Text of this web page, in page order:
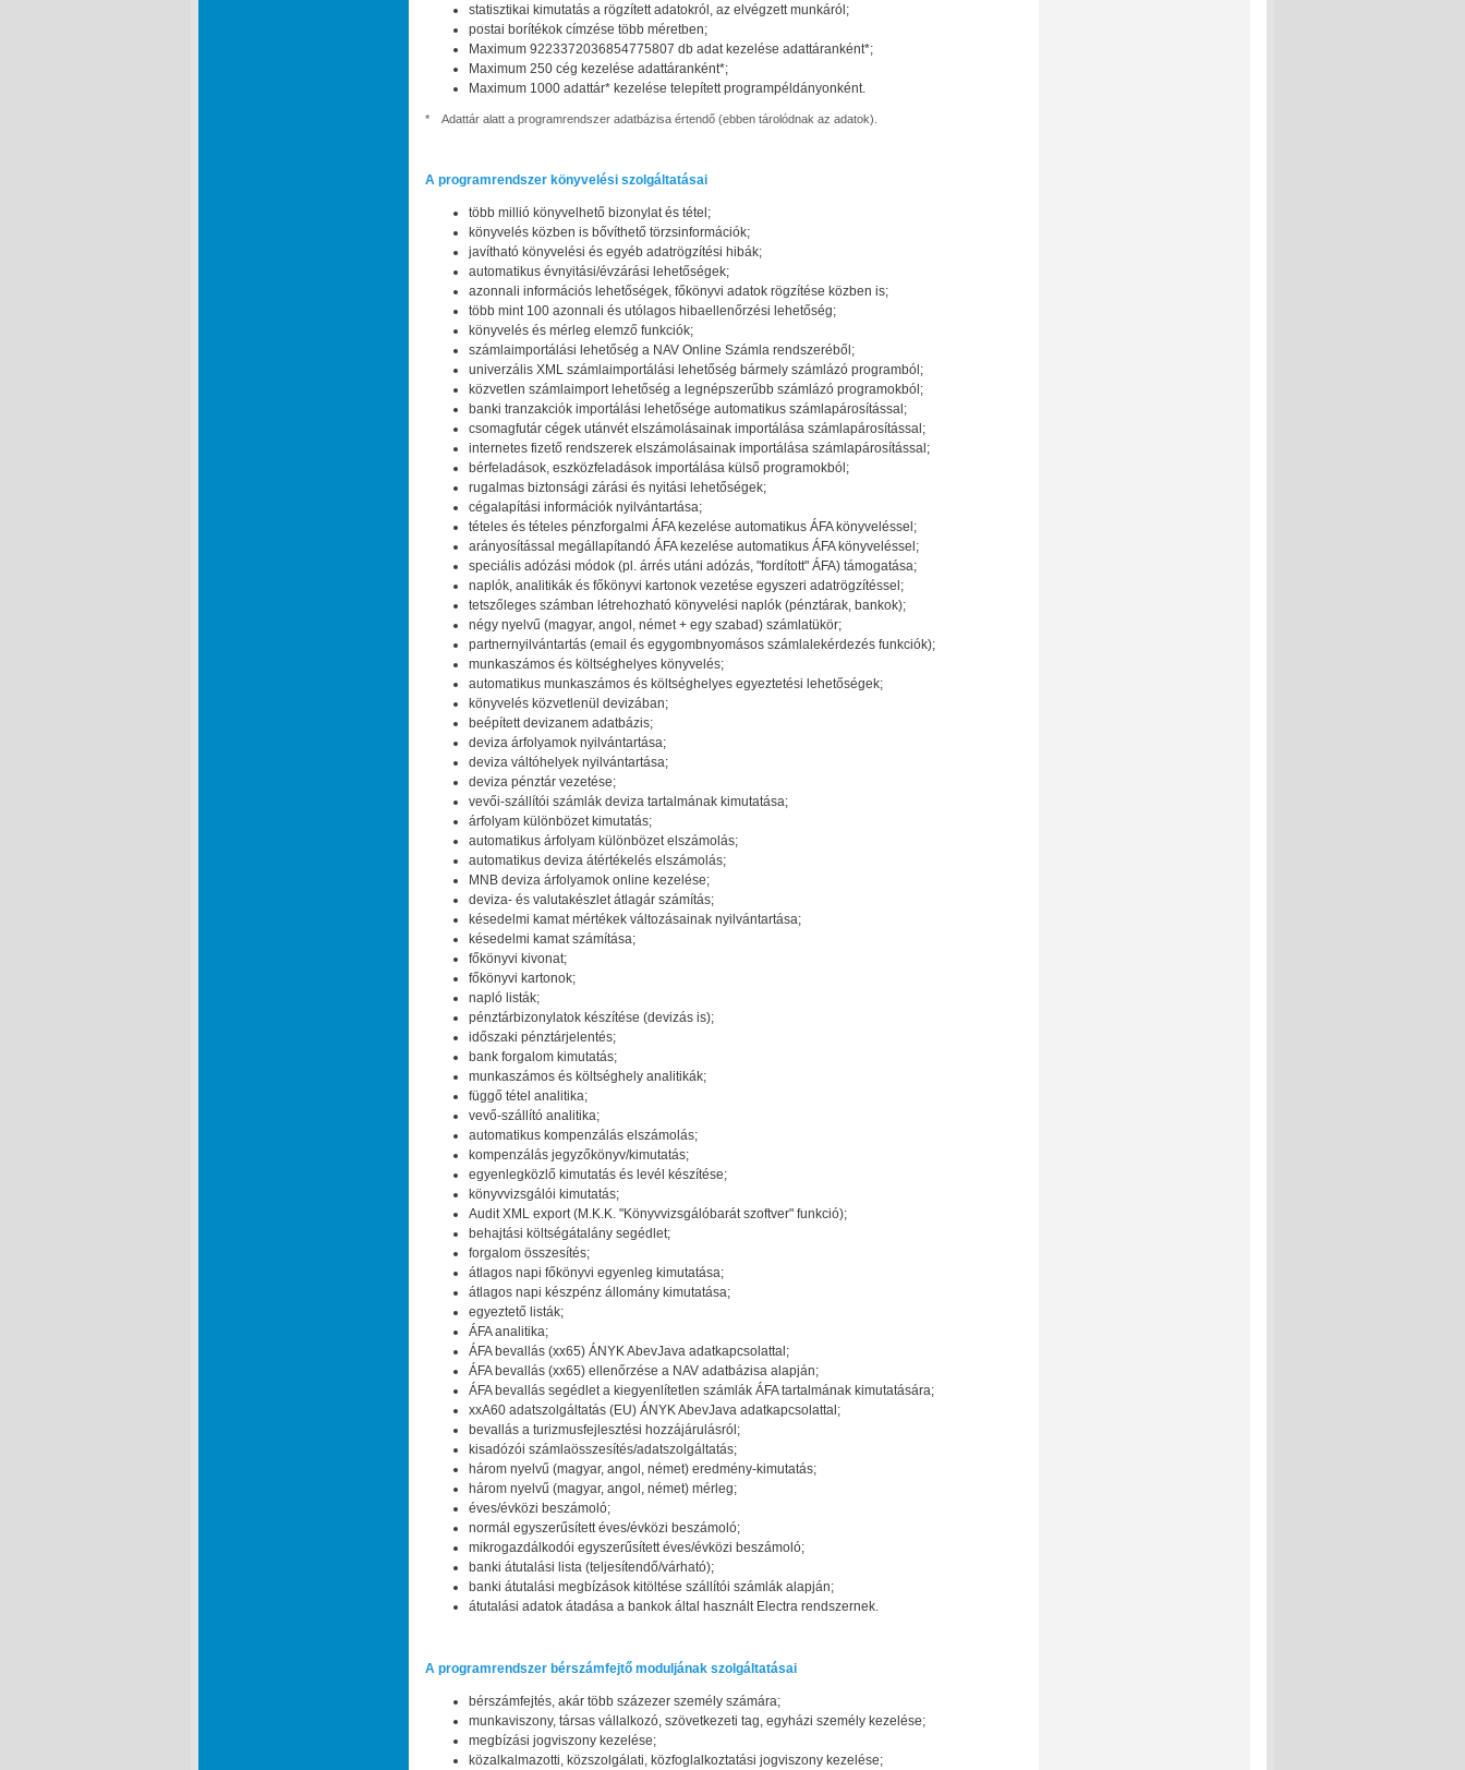
statisztikai kimutatás a rögzített adatokról, az elvégzett munkáról;
postai borítékok címzése több méretben;
Maximum 9223372036854775807 db adat kezelése adattáranként*;
Maximum 250 cég kezelése adattáranként*;
Maximum 1000 adattár* kezelése telepített programpéldányonként.
* Adattár alatt a programrendszer adatbázisa értendő (ebben tárolódnak az adatok).
A programrendszer könyvelési szolgáltatásai
több millió könyvelhető bizonylat és tétel;
könyvelés közben is bővíthető törzsinformációk;
javítható könyvelési és egyéb adatrögzítési hibák;
automatikus évnyitási/évzárási lehetőségek;
azonnali információs lehetőségek, főkönyvi adatok rögzítése közben is;
több mint 100 azonnali és utólagos hibaellenőrzési lehetőség;
könyvelés és mérleg elemző funkciók;
számlaimportálási lehetőség a NAV Online Számla rendszeréből;
univerzális XML számlaimportálási lehetőség bármely számlázó programból;
közvetlen számlaimport lehetőség a legnépszerűbb számlázó programokból;
banki tranzakciók importálási lehetősége automatikus számlapárosítással;
csomagfutár cégek utánvét elszámolásainak importálása számlapárosítással;
internetes fizető rendszerek elszámolásainak importálása számlapárosítással;
bérfeladások, eszközfeladások importálása külső programokból;
rugalmas biztonsági zárási és nyitási lehetőségek;
cégalapítási információk nyilvántartása;
tételes és tételes pénzforgalmi ÁFA kezelése automatikus ÁFA könyveléssel;
arányosítással megállapítandó ÁFA kezelése automatikus ÁFA könyveléssel;
speciális adózási módok (pl. árrés utáni adózás, "fordított" ÁFA) támogatása;
naplók, analitikák és főkönyvi kartonok vezetése egyszeri adatrögzítéssel;
tetszőleges számban létrehozható könyvelési naplók (pénztárak, bankok);
négy nyelvű (magyar, angol, német + egy szabad) számlatükör;
partnernyilvántartás (email és egygombnyomásos számlalekérdezés funkciók);
munkaszámos és költséghelyes könyvelés;
automatikus munkaszámos és költséghelyes egyeztetési lehetőségek;
könyvelés közvetlenül devizában;
beépített devizanem adatbázis;
deviza árfolyamok nyilvántartása;
deviza váltóhelyek nyilvántartása;
deviza pénztár vezetése;
vevői-szállítói számlák deviza tartalmának kimutatása;
árfolyam különbözet kimutatás;
automatikus árfolyam különbözet elszámolás;
automatikus deviza átértékelés elszámolás;
MNB deviza árfolyamok online kezelése;
deviza- és valutakészlet átlagár számítás;
késedelmi kamat mértékek változásainak nyilvántartása;
késedelmi kamat számítása;
főkönyvi kivonat;
főkönyvi kartonok;
napló listák;
pénztárbizonylatok készítése (devizás is);
időszaki pénztárjelentés;
bank forgalom kimutatás;
munkaszámos és költséghely analitikák;
függő tétel analitika;
vevő-szállító analitika;
automatikus kompenzálás elszámolás;
kompenzálás jegyzőkönyv/kimutatás;
egyenlegközlő kimutatás és levél készítése;
könyvvizsgálói kimutatás;
Audit XML export (M.K.K. "Könyvvizsgálóbarát szoftver" funkció);
behajtási költségátalány segédlet;
forgalom összesítés;
átlagos napi főkönyvi egyenleg kimutatása;
átlagos napi készpénz állomány kimutatása;
egyeztető listák;
ÁFA analitika;
ÁFA bevallás (xx65) ÁNYK AbevJava adatkapcsolattal;
ÁFA bevallás (xx65) ellenőrzése a NAV adatbázisa alapján;
ÁFA bevallás segédlet a kiegyenlítetlen számlák ÁFA tartalmának kimutatására;
xxA60 adatszolgáltatás (EU) ÁNYK AbevJava adatkapcsolattal;
bevallás a turizmusfejlesztési hozzájárulásról;
kisadózói számlaösszesítés/adatszolgáltatás;
három nyelvű (magyar, angol, német) eredmény-kimutatás;
három nyelvű (magyar, angol, német) mérleg;
éves/évközi beszámoló;
normál egyszerűsített éves/évközi beszámoló;
mikrogazdálkodói egyszerűsített éves/évközi beszámoló;
banki átutalási lista (teljesítendő/várható);
banki átutalási megbízások kitöltése szállítói számlák alapján;
átutalási adatok átadása a bankok által használt Electra rendszernek.
A programrendszer bérszámfejtő moduljának szolgáltatásai
bérszámfejtés, akár több százezer személy számára;
munkaviszony, társas vállalkozó, szövetkezeti tag, egyházi személy kezelése;
megbízási jogviszony kezelése;
közalkalmazotti, közszolgálati, közfoglalkoztatási jogviszony kezelése;